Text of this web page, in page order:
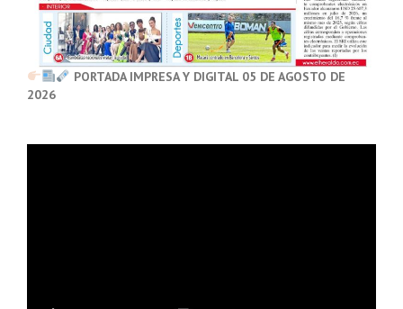
PORTADA IMPRESA Y DIGITAL 05 DE AGOSTO DE
2026